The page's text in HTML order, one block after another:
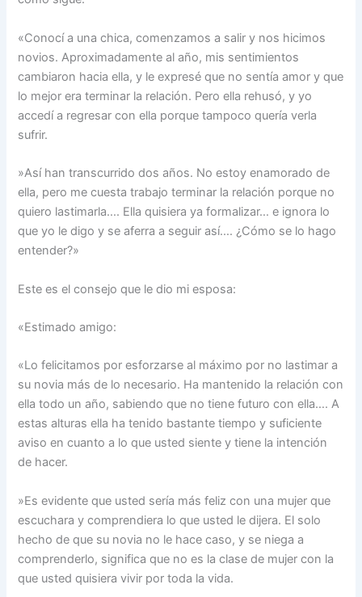
«Conocí a una chica, comenzamos a salir y nos hicimos
novios. Aproximadamente al año, mis sentimientos
cambiaron hacia ella, y le expresé que no sentía amor y que
lo mejor era terminar la relación. Pero ella rehusó, y yo
accedí a regresar con ella porque tampoco quería verla
sufrir.
»Así han transcurrido dos años. No estoy enamorado de
ella, pero me cuesta trabajo terminar la relación porque no
quiero lastimarla…. Ella quisiera ya formalizar… e ignora lo
que yo le digo y se aferra a seguir así…. ¿Cómo se lo hago
entender?»
Este es el consejo que le dio mi esposa:
«Estimado amigo:
«Lo felicitamos por esforzarse al máximo por no lastimar a
su novia más de lo necesario. Ha mantenido la relación con
ella todo un año, sabiendo que no tiene futuro con ella…. A
estas alturas ella ha tenido bastante tiempo y suficiente
aviso en cuanto a lo que usted siente y tiene la intención
de hacer.
»Es evidente que usted sería más feliz con una mujer que
escuchara y comprendiera lo que usted le dijera. El solo
hecho de que su novia no le hace caso, y se niega a
comprenderlo, significa que no es la clase de mujer con la
que usted quisiera vivir por toda la vida.